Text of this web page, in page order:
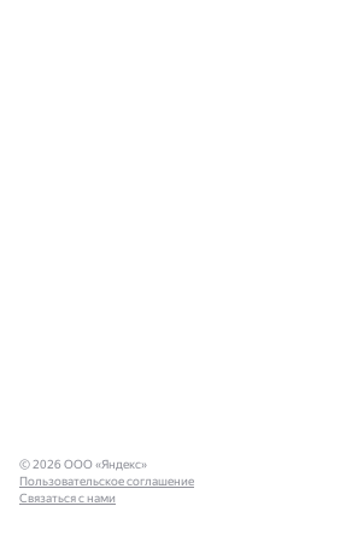
© 2026 ООО «Яндекс»
Пользовательское соглашение
Связаться с нами